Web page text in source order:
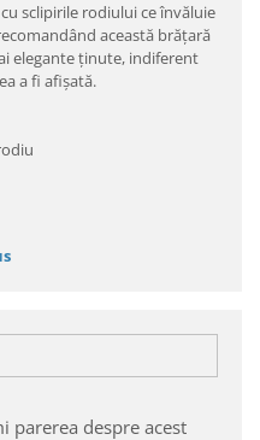
sclipirile rodiului ce învăluie
această brăţară
elegante ţinute, indiferent
a fi afişată.
parerea despre acest